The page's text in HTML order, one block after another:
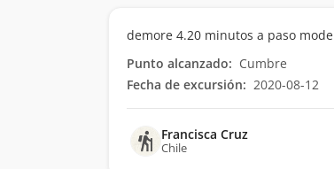
demore 4.20 minutos a paso
Punto alcanzado: Cumbre
Fecha de excursión: 2020-08-12
Francisca Cruz
Chile